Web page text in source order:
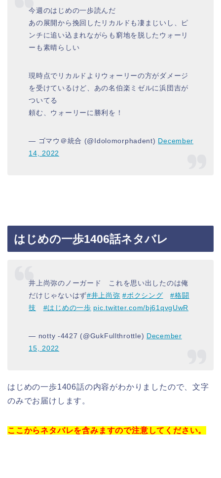
今週のはじめの一歩読んだ
あの展開から挽回したリカルドも凄まじいし、ピ
ンチに追い込まれながらも窮地を脱したウォーリ
ーも素晴らしい
現時点でリカルドよりウォーリーの方がダメージ
を受けているけど、あの名伯楽ミゼルに浜団吉が
ついてる
頼む、ウォーリーに勝利を！
— ゴマウ＠統合 (@Idolomorphadent) December
14, 2022
はじめの一歩1406話ネタバレ
井上尚弥のノーガード これを思い出したのは俺
だけじゃないはず#井上尚弥 #ボクシング
#格闘
技
#はじめの一歩 pic.twitter.com/bj61qvgUwR
— notty -4427 (@GukFullthrottle) December
15, 2022
はじめの一歩1406話の内容がわかりましたので、文字
のみでお届けします。
ここからネタバレを含みますので注意してください。